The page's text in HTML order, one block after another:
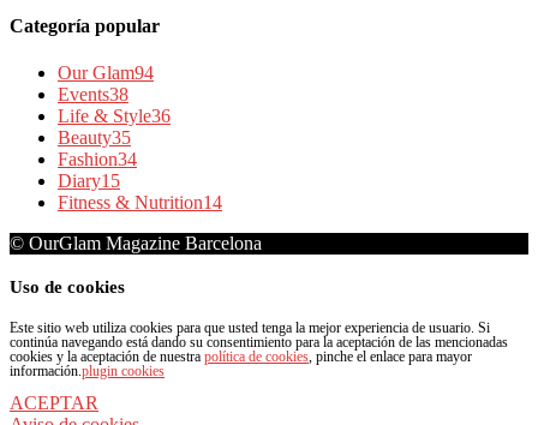
Categoría popular
Our Glam94
Events38
Life & Style36
Beauty35
Fashion34
Diary15
Fitness & Nutrition14
© OurGlam Magazine Barcelona
Uso de cookies
Este sitio web utiliza cookies para que usted tenga la mejor experiencia de usuario. Si
continúa navegando está dando su consentimiento para la aceptación de las mencionadas
cookies y la aceptación de nuestra política de cookies, pinche el enlace para mayor
información.plugin cookies
ACEPTAR